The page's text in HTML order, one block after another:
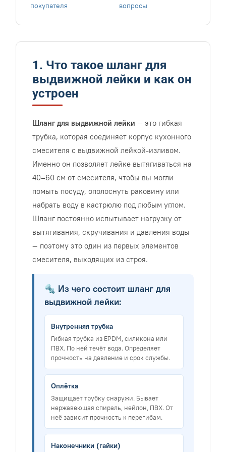
покупателя
вопросы
1. Что такое шланг для
выдвижной лейки и как он
устроен
Шланг для выдвижной лейки — это гибкая
трубка, которая соединяет корпус кухонного
смесителя с выдвижной лейкой-изливом.
Именно он позволяет лейке вытягиваться на
40–60 см от смесителя, чтобы вы могли
помыть посуду, ополоснуть раковину или
набрать воду в кастрюлю под любым углом.
Шланг постоянно испытывает нагрузку от
вытягивания, скручивания и давления воды
— поэтому это один из первых элементов
смесителя, выходящих из строя.
🔩 Из чего состоит шланг для
выдвижной лейки:
Внутренняя трубка
Гибкая трубка из EPDM, силикона или
ПВХ. По ней течёт вода. Определяет
прочность на давление и срок службы.
Оплётка
Защищает трубку снаружи. Бывает
нержавеющая спираль, нейлон, ПВХ. От
неё зависит прочность к перегибам.
Наконечники (гайки)